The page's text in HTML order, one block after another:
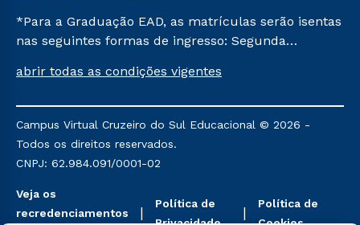
*Para a Graduação EAD, as matrículas serão isentas
nas seguintes formas de ingresso: Segunda
Já para as demais, a taxa de matrícula será de R$
mencionadas são referentes aos cursos: Ensino
Religioso, Geografia para a Docência e Metodologia
do Ensino de História: Questões Atuais.
abrir todas as condições vigentes
Campus Virtual Cruzeiro do Sul Educacional © 2026 -
Todos os direitos reservados.
CNPJ: 62.984.091/0001-02
Veja os
recredenciamentos
Política de
Política de